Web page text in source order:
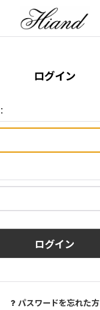
ログイン
:
ログイン
パスワードを忘れた方